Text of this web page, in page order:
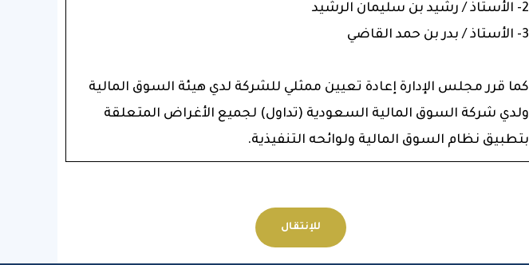
2- الأستاذ / رشيد بن سليمان الرشيد
3- الأستاذ / بدر بن حمد القاضي
كما قرر مجلس الإدارة إعادة تعيين ممثلي للشركة لدي هيئة السوق المالية
ولدي شركة السوق المالية السعودية (تداول) لجميع الأغراض المتعلقة
بتطبيق نظام السوق المالية ولوائحه التنفيذية.
للإنتقال